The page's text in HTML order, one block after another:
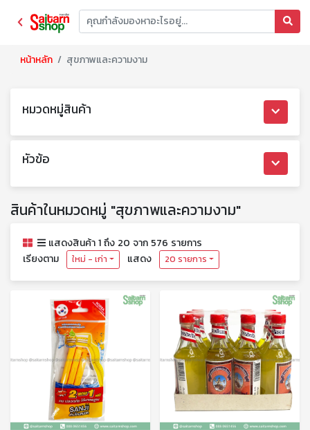
หน้าหลัก สุขภาพและความงาม
หมวดหมู่สินค้า
หัวข้อ
สินค้าในหมวดหมู่ "สุขภาพและความงาม"
แสดงสินค้า 1 ถึง 20 จาก 576 รายการ
เรียงตาม
ใหม่ - เก่า แสดง 20 รายการ